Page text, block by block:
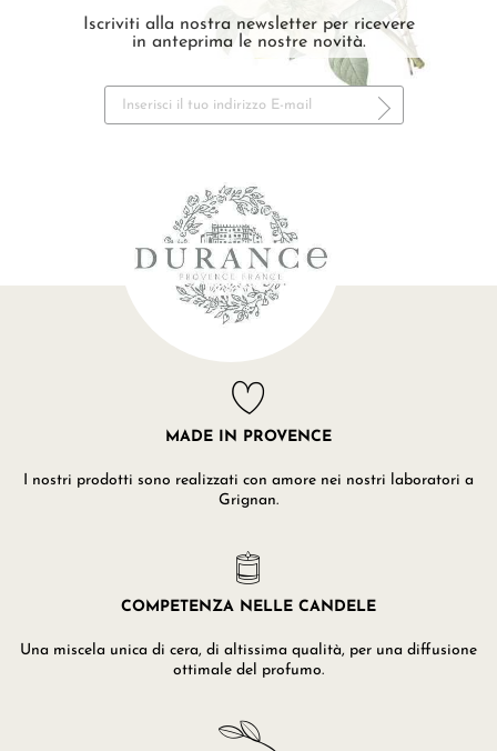
Iscriviti alla nostra newsletter per ricevere
in anteprima le nostre novità.
MADE IN PROVENCE
I nostri prodotti sono realizzati con amore nei nostri laboratori a
Grignan.
COMPETENZA NELLE CANDELE
Una miscela unica di cera, di altissima qualità, per una diffusione
ottimale del profumo.